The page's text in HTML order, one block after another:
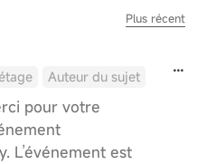
Plus récent
Auteur du sujet
pour votre
L’événement est